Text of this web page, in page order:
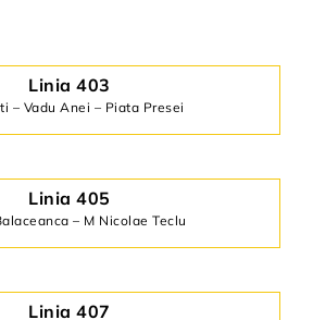
Linia 403
– Vadu Anei – Piata Presei
Linia 405
– M Nicolae Teclu
Linia 407